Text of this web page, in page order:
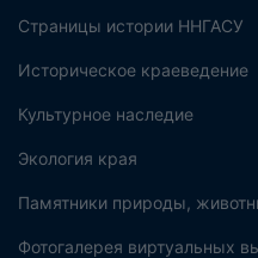
Страницы истории ННГАСУ
Историческое краеведение
Культурное наследие
Экология края
Памятники природы,
Фотогалерея виртуальных